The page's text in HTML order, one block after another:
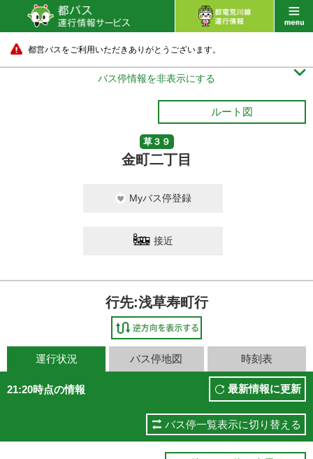
都営バスをご利用いただきありがとうございます。
バス停情報を非表示にする 
ルート図
草３９
金町二丁目
Myバス停登録
接近
行先:浅草寿町行
運行状況 バス停地図 時刻表
21:20時点の情報 最新情報に更新
バス停一覧表示に切り替える